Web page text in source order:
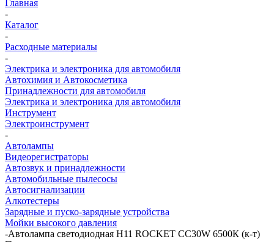
Главная
-
Каталог
-
Расходные материалы
-
Электрика и электроника для автомобиля
Автохимия и Автокосметика
Принадлежности для автомобиля
Электрика и электроника для автомобиля
Инструмент
Электроинструмент
-
Автолампы
Видеорегистраторы
Автозвук и принадлежности
Автомобильные пылесосы
Автосигнализации
Алкотестеры
Зарядные и пуско-зарядные устройства
Мойки высокого давления
-Автолампа светодиодная H11 ROCKET CC30W 6500К (к-т)